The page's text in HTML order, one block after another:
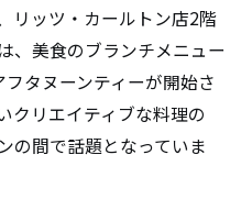
リッツ・カールトン店2階
、美食のブランチメニュー
タヌーンティーが開始さ
クリエイティブな料理の
の間で話題となっていま